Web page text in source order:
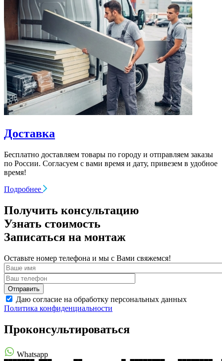
Доставка
Бесплатно доставляем товары по городу и отправляем заказы
по России. Согласуем с вами время и дату, привезем в удобное
время!
Подробнее
Получить консультацию
Узнать стоимость
Записаться на монтаж
Оставьте номер телефона и мы с Вами свяжемся!
Даю согласие на обработку персональных данных
Политика конфиденциальности
Проконсультироваться
Whatsapp